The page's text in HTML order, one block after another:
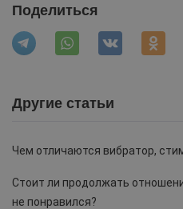
Поделиться
Другие статьи
Чем отличаются вибратор,
Стоит ли продолжать
не понравился?